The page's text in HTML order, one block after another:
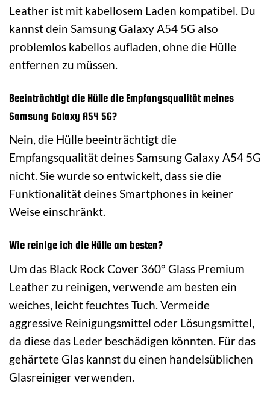
Leather ist mit kabellosem Laden kompatibel. Du
kannst dein Samsung Galaxy A54 5G also
problemlos kabellos aufladen, ohne die Hülle
entfernen zu müssen.
Beeinträchtigt die Hülle die Empfangsqualität meines
Samsung Galaxy A54 5G?
Nein, die Hülle beeinträchtigt die
Empfangsqualität deines Samsung Galaxy A54 5G
nicht. Sie wurde so entwickelt, dass sie die
Funktionalität deines Smartphones in keiner
Weise einschränkt.
Wie reinige ich die Hülle am besten?
Um das Black Rock Cover 360° Glass Premium
Leather zu reinigen, verwende am besten ein
weiches, leicht feuchtes Tuch. Vermeide
aggressive Reinigungsmittel oder Lösungsmittel,
da diese das Leder beschädigen könnten. Für das
gehärtete Glas kannst du einen handelsüblichen
Glasreiniger verwenden.